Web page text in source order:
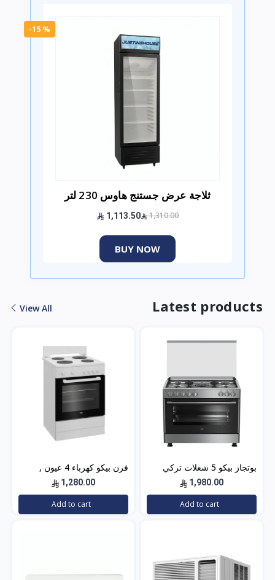
-15 %
ثلاجة عرض جستنج هاوس 230 لتر
1,310.00
1,113.50
BUY NOW
Latest products
View All
بوتجاز بيكو 5 شعلات تركي
90×60 ستيل مع مروحتين –
GG15120FXNS
1,980.00
Add to cart
فرن بيكو كهرباء 4 عيون ,
تركي , 60×60 باب زجاجي –
أبيض- FBS 66000 GW
1,280.00
Add to cart